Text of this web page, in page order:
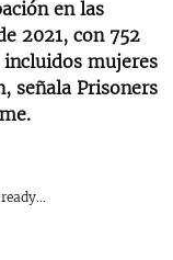
en las
2021, con 752
mujeres
señala Prisoners